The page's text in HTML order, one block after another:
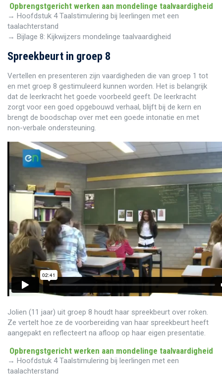
Opbrengstgericht werken aan mondelinge taalvaardigheid
→ Hoofdstuk 4 Taalstimulering bij leerlingen met een
taalachterstand
→ Bijlage 8: Kijkwijzers mondelinge taalvaardigheid
Spreekbeurt in groep 8
Vertellen en presenteren zijn vaardigheden die van groep 1 tot
en met groep 8 gestimuleerd kunnen worden. Het is belangrijk
dat de leerkracht het goede voorbeeld geeft. De leerkracht
zorgt voor een goed opgebouwd verhaal, blijft bij de kern en
brengt de boodschap over met een goede intonatie en met
non-verbale ondersteuning.
Jolien (11 jaar) uit groep 8 houdt haar spreekbeurt over roken.
Ze vertelt hoe ze de voorbereiding van haar spreekbeurt heeft
aangepakt en reflecteert na afloop op haar eigen presentatie.
Opbrengstgericht werken aan mondelinge taalvaardigheid
→ Hoofdstuk 4 Taalstimulering bij leerlingen met een
taalachterstand